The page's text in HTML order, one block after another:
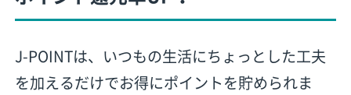
J-POINTは、いつもの生活にちょっとした工夫
を加えるだけでお得にポイントを貯められま